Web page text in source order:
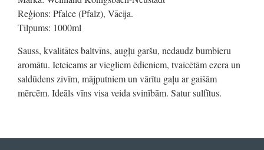
Reģions: Pfalce (Pfalz), Vācija.
Tilpums: 1000ml
Sauss, kvalitātes baltvīns, augļu garšu, nedaudz bumbieru
aromātu. Ieteicams ar viegliem ēdieniem, tvaicētām ezera un
saldūdens zivīm, mājputniem un vārītu gaļu ar gaišām
mērcēm. Ideāls vīns visa veida svinībām. Satur sulfītus.